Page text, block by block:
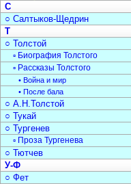
С
○ Салтыков-Щедрин
Т
○ Толстой
▫ Биография Толстого
▫ Рассказы Толстого
• Война и мир
• После бала
○ А.Н.Толстой
○ Тукай
○ Тургенев
▫ Проза Тургенева
○ Тютчев
У-Ф
○ Фет